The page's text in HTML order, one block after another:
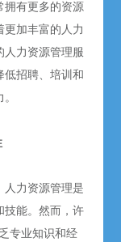
拥有更多的资源
更加丰富的人力
人力资源管理服
低招聘、培训和
人力资源管理是
技能。然而，许
专业知识和经